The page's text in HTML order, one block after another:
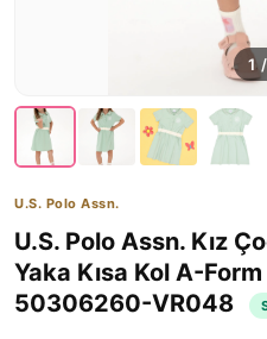
1/
U.S. Polo Assn.
U.S. Polo Assn. Kız
Yaka Kısa Kol A-
50306260-VR048